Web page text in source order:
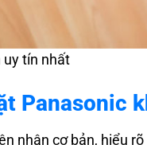
uy tín nhất
Panasonic
nhân cơ bản, hiểu